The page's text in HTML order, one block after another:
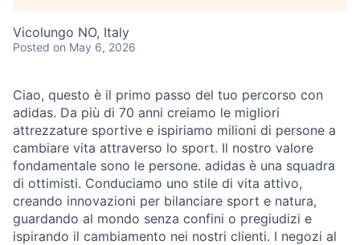
Vicolungo NO, Italy
Posted on May 6, 2026
Ciao, questo è il primo passo del tuo percorso con
adidas. Da più di 70 anni creiamo le migliori
attrezzature sportive e ispiriamo milioni di persone a
cambiare vita attraverso lo sport. Il nostro valore
fondamentale sono le persone. adidas è una squadra
di ottimisti. Conduciamo uno stile di vita attivo,
creando innovazioni per bilanciare sport e natura,
guardando al mondo senza confini o pregiudizi e
ispirando il cambiamento nei nostri clienti. I negozi al